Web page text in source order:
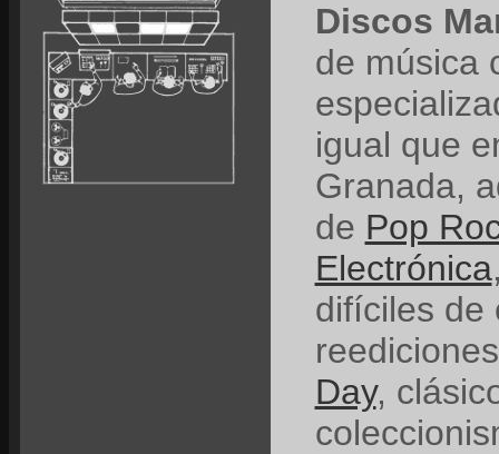
Discos
de música
igual que
Granada,
de Pop
Electrónica
difíciles de
Day,